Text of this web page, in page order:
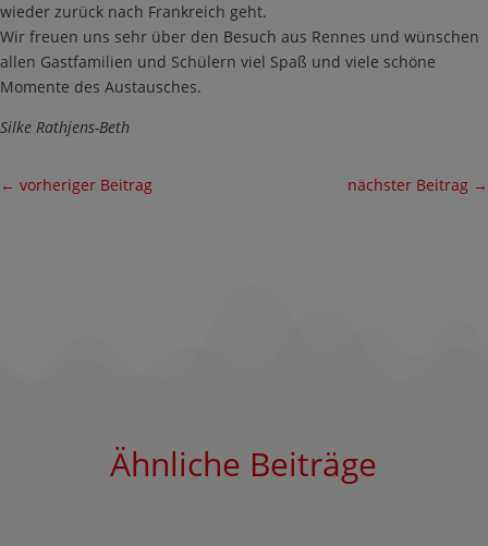
wieder zurück nach Frankreich geht.
Wir freuen uns sehr über den Besuch aus Rennes und wünschen
allen Gastfamilien und Schülern viel Spaß und viele schöne
Momente des Austausches.
Silke Rathjens-Beth
← vorheriger Beitrag nächster Beitrag →
Ähnliche Beiträge